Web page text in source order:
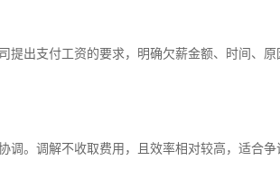
提出支付工资的要求，明确欠薪金额、时间、
调。调解不收取费用，且效率相对较高，适合